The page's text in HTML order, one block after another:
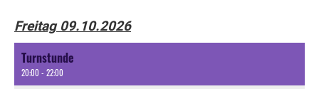
Freitag 09.10.2026
Turnstunde
20:00 - 22:00